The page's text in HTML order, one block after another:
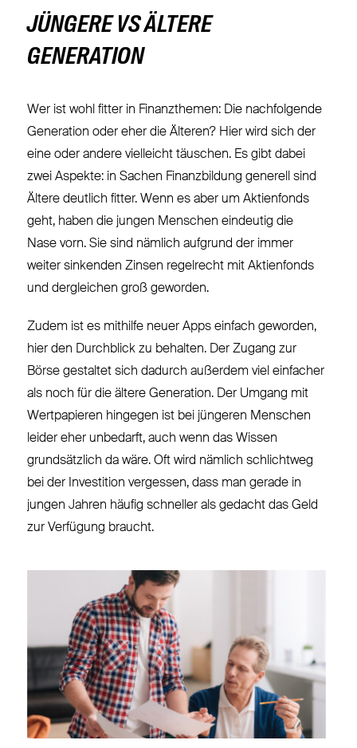
JÜNGERE VS ÄLTERE
GENERATION
Wer ist wohl fitter in Finanzthemen: Die nachfolgende
Generation oder eher die Älteren? Hier wird sich der
eine oder andere vielleicht täuschen. Es gibt dabei
zwei Aspekte: in Sachen Finanzbildung generell sind
Ältere deutlich fitter. Wenn es aber um Aktienfonds
geht, haben die jungen Menschen eindeutig die
Nase vorn. Sie sind nämlich aufgrund der immer
weiter sinkenden Zinsen regelrecht mit Aktienfonds
und dergleichen groß geworden.
Zudem ist es mithilfe neuer Apps einfach geworden,
hier den Durchblick zu behalten. Der Zugang zur
Börse gestaltet sich dadurch außerdem viel einfacher
als noch für die ältere Generation. Der Umgang mit
Wertpapieren hingegen ist bei jüngeren Menschen
leider eher unbedarft, auch wenn das Wissen
grundsätzlich da wäre. Oft wird nämlich schlichtweg
bei der Investition vergessen, dass man gerade in
jungen Jahren häufig schneller als gedacht das Geld
zur Verfügung braucht.